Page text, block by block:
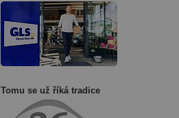
Tomu se už říká tradice